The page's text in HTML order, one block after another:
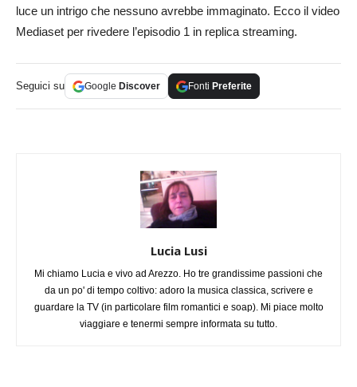
luce un intrigo che nessuno avrebbe immaginato. Ecco il video
Mediaset per rivedere l’episodio 1 in replica streaming.
Seguici su Google Discover Fonti Preferite
Lucia Lusi
Mi chiamo Lucia e vivo ad Arezzo. Ho tre grandissime passioni che
da un po' di tempo coltivo: adoro la musica classica, scrivere e
guardare la TV (in particolare film romantici e soap). Mi piace molto
viaggiare e tenermi sempre informata su tutto.